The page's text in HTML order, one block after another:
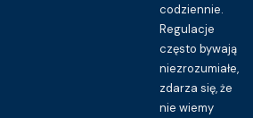
codziennie.
Regulacje
często bywają
niezrozumiałe,
zdarza się, że
nie wiemy